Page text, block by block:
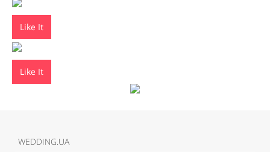
Like It
Like It
WEDDING.UA